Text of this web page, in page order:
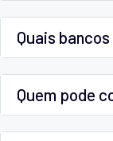
Quais
Quem pode